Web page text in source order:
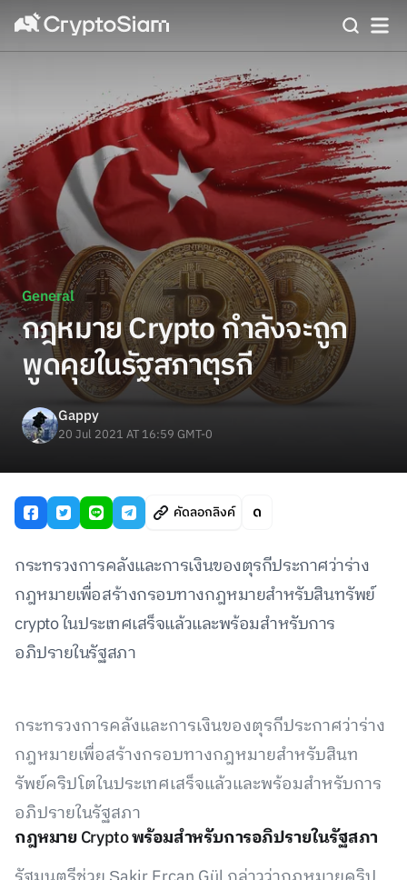
General
กฎหมาย Crypto กำลังจะถูก
พูดคุยในรัฐสภาตุรกี
Gappy
20 Jul 2021 AT 16:59 GMT-0
คัดลอกลิงค์
กระทรวงการคลังและการเงินของตุรกีประกาศว่าร่าง
กฎหมายเพื่อสร้างกรอบทางกฎหมายสำหรับสินทรัพย์
crypto ในประเทศเสร็จแล้วและพร้อมสำหรับการ
อภิปรายในรัฐสภา
กระทรวงการคลังและการเงินของตุรกีประกาศว่าร่าง
กฎหมายเพื่อสร้างกรอบทางกฎหมายสำหรับสินท
รัพย์คริปโตในประเทศเสร็จแล้วและพร้อมสำหรับการ
อภิปรายในรัฐสภา
กฎหมายCryptoพร้อมสำหรับการอภิปรายในรัฐสภา